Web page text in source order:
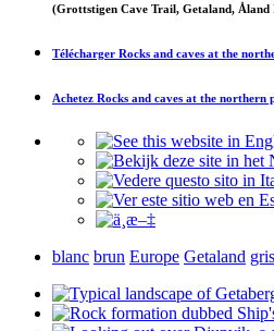
(Grottstigen Cave Trail, Getaland, Åland
Télécharger Rocks and caves at the
Achetez Rocks and caves at the
blanc brun Europe Getaland gris